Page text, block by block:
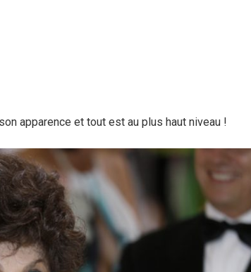
apparence et tout est au plus haut niveau !